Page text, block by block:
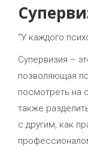
“У каждого
Супервизия –
позволяющая
посмотреть на
также
с другим, как